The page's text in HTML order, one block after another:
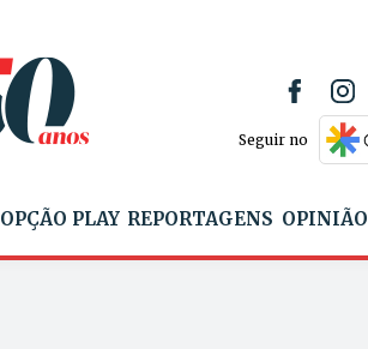
Seguir no
OPÇÃO PLAY REPORTAGENS OPINIÃO